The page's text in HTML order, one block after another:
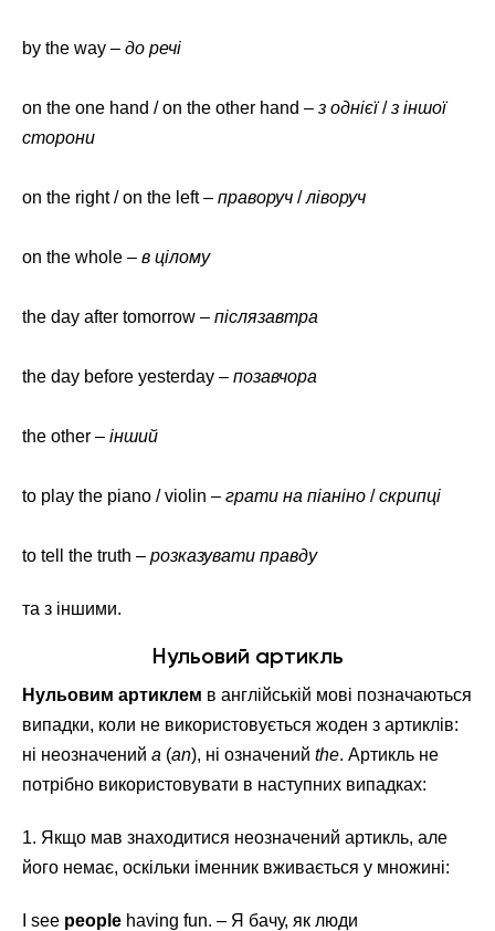
by the way – до речі
on the one hand / on the other hand – з однієї/з іншої
сторони
on the right / on the left – праворуч /ліворуч
on the whole – в цілому
the day after tomorrow – післязавтра
the day before yesterday – позавчора
the other – інший
to play the piano / violin – грати на піаніно /скрипці
to tell the truth – розказувати правду
та з іншими.
Нульовий артикль
Нульовим артиклем в англійській мові позначаються
випадки, коли не використовується жоден з артиклів:
ні неозначений a (an), ні означений the. Артикль не
потрібно використовувати в наступних випадках:
1. Якщо мав знаходитися неозначений артикль, але
його немає, оскільки іменник вживається у множині:
I see people having fun. – Я бачу, як люди